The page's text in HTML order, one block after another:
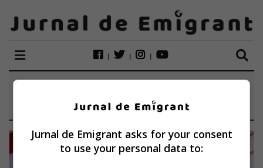
CURIOZITĂȚI
Jurnal de Emigrant asks for your consent
to use your personal data to: